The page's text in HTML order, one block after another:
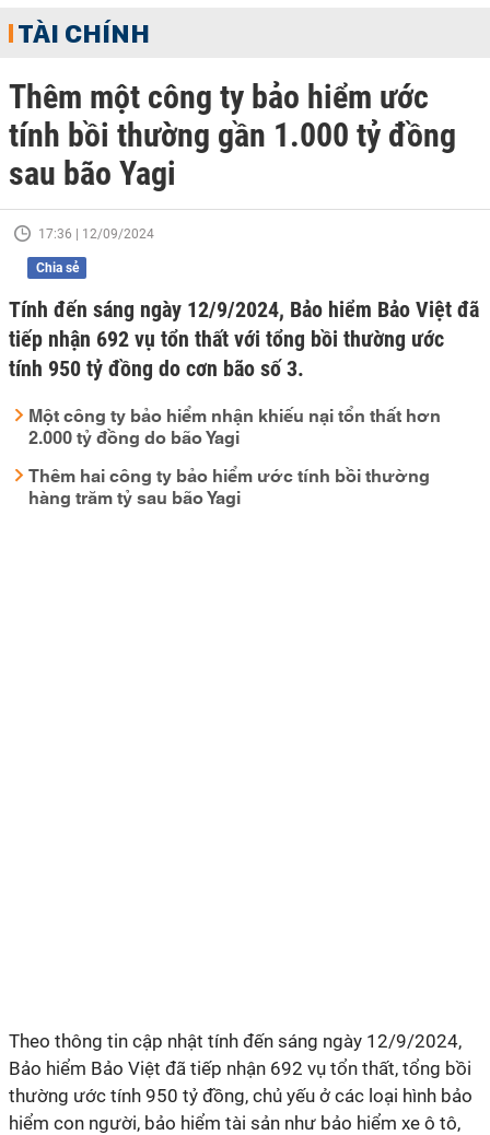
TÀI CHÍNH
Thêm một công ty bảo hiểm ước
tính bồi thường gần 1.000 tỷ đồng
sau bão Yagi
17:36 | 12/09/2024
Chia sẻ
Tính đến sáng ngày 12/9/2024, Bảo hiểm Bảo Việt đã
tiếp nhận 692 vụ tổn thất với tổng bồi thường ước
tính 950 tỷ đồng do cơn bão số 3.
Một công ty bảo hiểm nhận khiếu nại tổn thất hơn
2.000 tỷ đồng do bão Yagi
Thêm hai công ty bảo hiểm ước tính bồi thường
hàng trăm tỷ sau bão Yagi
Theo thông tin cập nhật tính đến sáng ngày 12/9/2024,
Bảo hiểm Bảo Việt đã tiếp nhận 692 vụ tổn thất, tổng bồi
thường ước tính 950 tỷ đồng, chủ yếu ở các loại hình bảo
hiểm con người, bảo hiểm tài sản như bảo hiểm xe ô tô,